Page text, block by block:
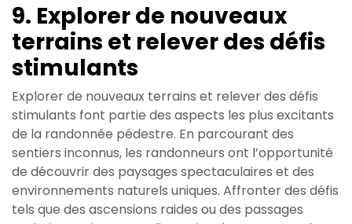
9. Explorer de nouveaux
terrains et relever des défis
stimulants
Explorer de nouveaux terrains et relever des défis
stimulants font partie des aspects les plus excitants
de la randonnée pédestre. En parcourant des
sentiers inconnus, les randonneurs ont l’opportunité
de découvrir des paysages spectaculaires et des
environnements naturels uniques. Affronter des défis
tels que des ascensions raides ou des passages